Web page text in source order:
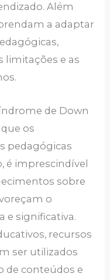
Além
a adaptar
limitações e as
de Down
os
pedagógicas
é imprescindível
sobre
o
e significativa.
recursos
ser utilizados
de conteúdos e